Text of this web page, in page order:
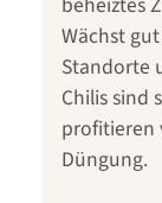
Wächst
Standorte
Chilis sind
profitieren
Düngung.